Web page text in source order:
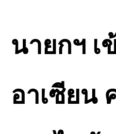
นายกฯ เ
อาเซียน